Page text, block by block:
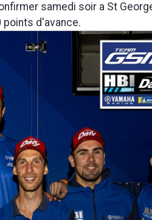
samedi soir a St
points d'avance.